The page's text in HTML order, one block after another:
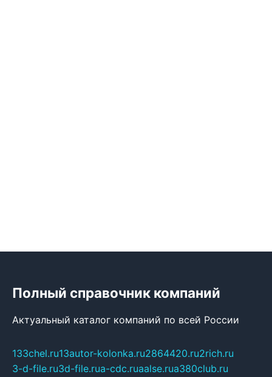
Полный справочник компаний
Актуальный каталог компаний по всей России
133chel.ru13autor-kolonka.ru2864420.ru2rich.ru
3-d-file.ru3d-file.rua-cdc.ruaalse.rua380club.ru